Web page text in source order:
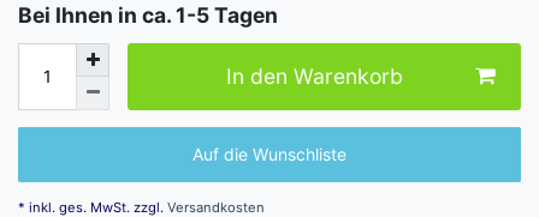
Bei Ihnen in ca. 1-5 Tagen
In den Warenkorb
Auf die Wunschliste
* inkl. ges. MwSt. zzgl. Versandkosten